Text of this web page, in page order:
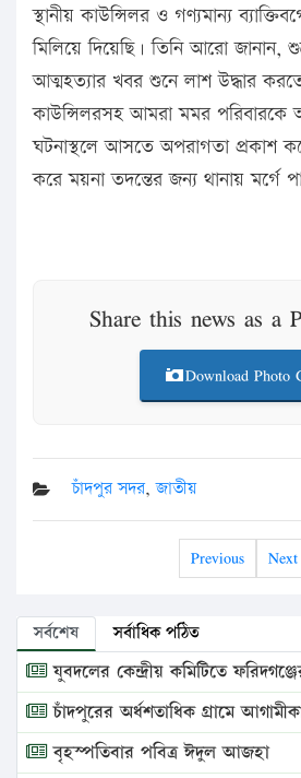
স্থানীয় কাউন্সিলর ও গণ্যমান্য
মিলিয়ে দিয়েছি। তিনি আরো জানান,
আত্মহত্যার খবর শুনে লাশ উদ্ধার
কাউন্সিলরসহ আমরা মমর পরিবারকে
ঘটনাস্থলে আসতে অপরাগতা প্রকাশ
করে ময়না তদন্তের জন্য থানায় মর্গে
Share this news as a
Download Photo
চাঁদপুর সদর,জাতীয়
Previous Next
সর্বশেষ সর্বাধিক পঠিত
যুবদলের কেন্দ্রীয় কমিটিতে
চাঁদপুরের অর্ধশতাধিক গ্রামে
বৃহস্পতিবার পবিত্র ঈদুল আজহা